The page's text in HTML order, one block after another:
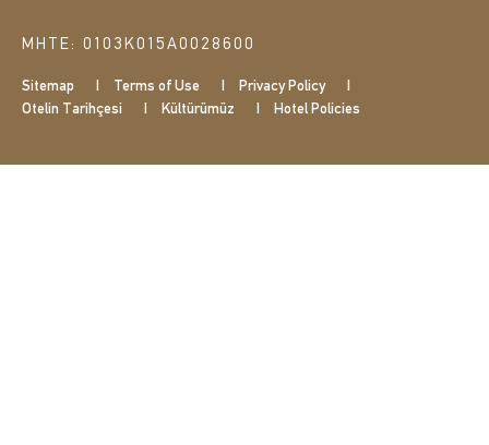
ΜΗΤΕ: 0103Κ015Α0028600
Sitemap Terms of Use
Privacy Policy
Otelin Tarihçesi
Kültürümüz Hotel Policies